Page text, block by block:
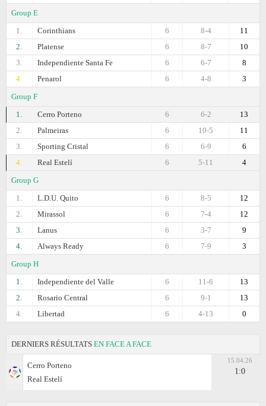
Group E
1.
Corinthians 11
8-4
6
2.
Platense 10
8-7
6
3.
Independiente Santa Fe 8
6-7
6
4.
Penarol 3
4-8
6
Group F
1.
Cerro Porteno 13
6-2
6
2.
Palmeiras 11
10-5
6
3.
Sporting Cristal 6
6-9
6
4.
Real Estelí 4
5-11
6
Group G
1.
L.D.U. Quito 12
8-5
6
2.
Mirassol 12
7-4
6
3.
Lanus 9
3-7
6
4.
Always Ready 3
7-9
6
Group H
1.
Independiente del Valle 13
11-6
6
2.
Rosario Central 13
9-1
6
4.
Libertad 0
4-13
6
DERNIERS RÉSULTATS EN FACE A FACE
Cerro Porteno
Real Estelí
15.04.26
1:0